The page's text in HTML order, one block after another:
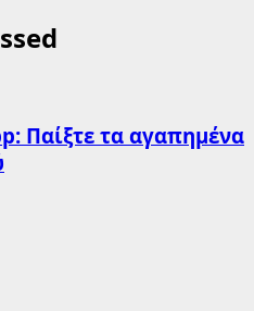
Παίξτε τα αγαπημένα